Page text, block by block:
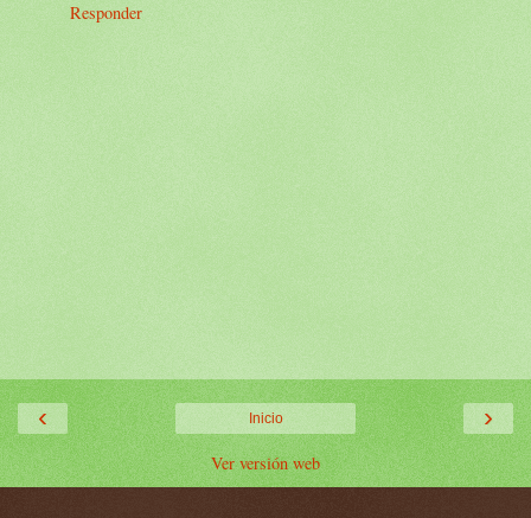
Responder
‹ ›
Inicio
Ver versión web